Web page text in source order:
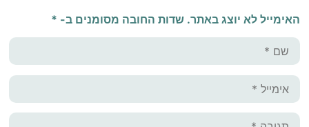
האימייל לא יוצג באתר. שדות החובה מסומנים ב- *